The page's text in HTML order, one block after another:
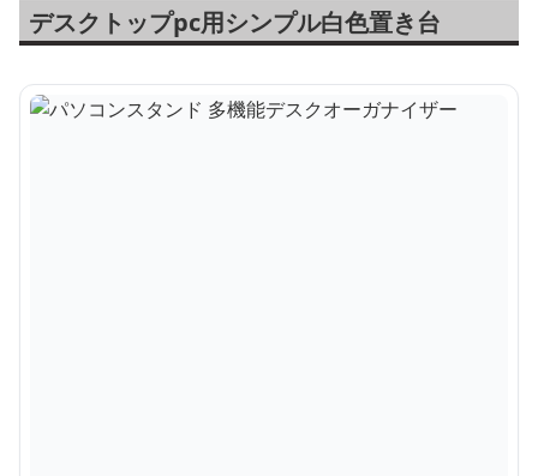
デスクトップpc用シンプル白色置き台